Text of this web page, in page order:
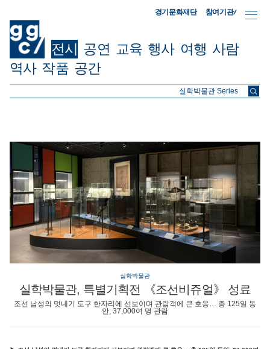
경기문화재단 참여기관/
전시 공연 교육 행사 여행 사람
역사 작품 공간
ggc/
실학박물관
실학박물관, 특별기획전 《조선비쥬얼》 성료
조선 남성의 멋내기 도구 한자리에 선보이며 관람객에 큰 호응… 총 125일 동
안, 37,000여 명 관람